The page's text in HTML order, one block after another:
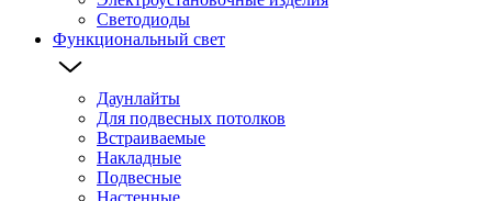
Светодиоды
Функциональный свет
Даунлайты
Для подвесных потолков
Встраиваемые
Накладные
Подвесные
Настенные